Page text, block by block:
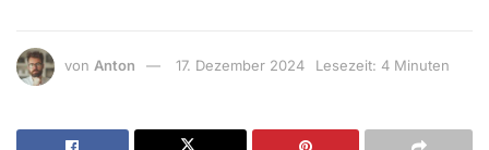
von Anton 17. Dezember 2024 Lesezeit: 4 Minuten